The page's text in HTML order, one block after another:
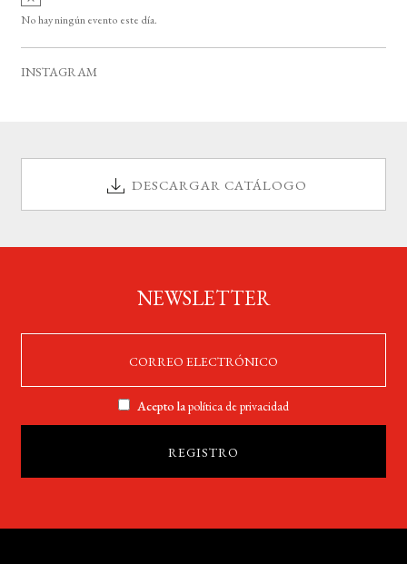
o
v
i
No hay ningún evento este día.
INSTAGRAM
DESCARGAR CATÁLOGO
NEWSLETTER
Acepto lapolítica de privacidad